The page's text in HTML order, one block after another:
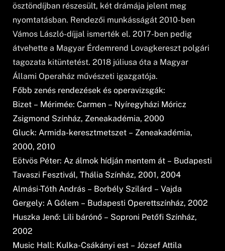
ösztöndíjban részesült, két drámája jelent meg
nyomtatásban. Rendezői munkásságát 2010-ben
Vámos László-díjjal ismerték el. 2017-ben pedig
átvehette a Magyar Érdemrend Lovagkereszt polgári
tagozata kitüntetést. 2018 júliusa óta a Magyar
Állami Operaház művészeti igazgatója.
Főbb zenés rendezések és operavizsgák:
Bizet – Mérimée: Carmen – Nyíregyházi Móricz
Zsigmond Színház, Zeneakadémia, 2000
Gluck: Armida-keresztmetszet – Zeneakadémia,
2000, 2010
Eötvös Péter: Az álmok hídján mentem át – Budapesti
Tavaszi Fesztivál, Thália Színház, 2001, 2004
Almási-Tóth András – Borbély Szilárd – Vajda
Gergely: A Gólem – Budapesti Operettszínház, 2002
Huszka Jenő: Lili bárónő – Soproni Petőfi Színház,
2002
Music Hall: Kulka-Csákányi est – József Attila